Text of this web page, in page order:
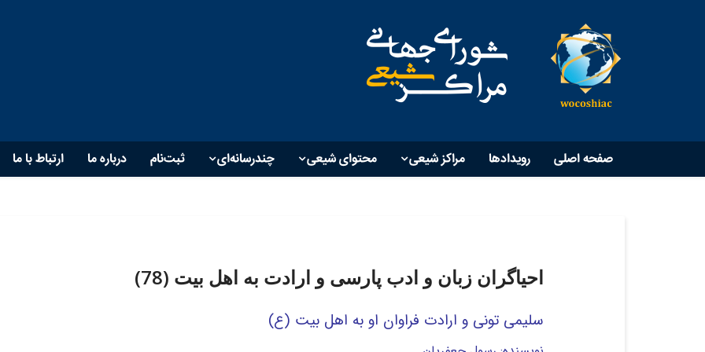
صفحه اصلی رویداد‌ها مراکز شیعی محتوای شیعی چندرسانه‌ای ثبت‌نام درباره ما ارتباط با ما
احیاگران زبان و ادب پارسی و ارادت به اهل بیت (78)
سلیمی تونی و ارادت فراوان او به اهل بیت (ع)